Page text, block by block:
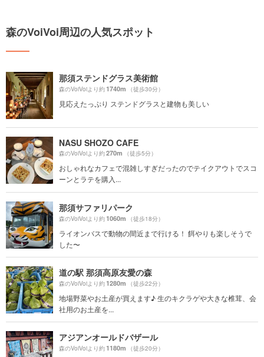
森のVoiVoi周辺の人気スポット
那須ステンドグラス美術館
森のVoiVoiより約1740m （徒歩30分）
見応えたっぷり ステンドグラスと建物も美しい
NASU SHOZO CAFE
森のVoiVoiより約270m （徒歩5分）
おしゃれなカフェで混雑しすぎだったのでテイクアウトでスコ
ーンとラテを購入...
那須サファリパーク
森のVoiVoiより約1060m （徒歩18分）
ライオンバスで動物の間近まで行ける！ 餌やりも楽しそうで
した〜
道の駅 那須高原友愛の森
森のVoiVoiより約1280m （徒歩22分）
地場野菜やお土産が買えます♪ 生のキクラゲや大きな椎茸、会
社用のお土産を...
アジアンオールドバザール
森のVoiVoiより約1180m （徒歩20分）